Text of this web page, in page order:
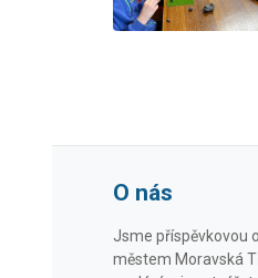
O nás
Jsme příspěvkovou
městem Moravská